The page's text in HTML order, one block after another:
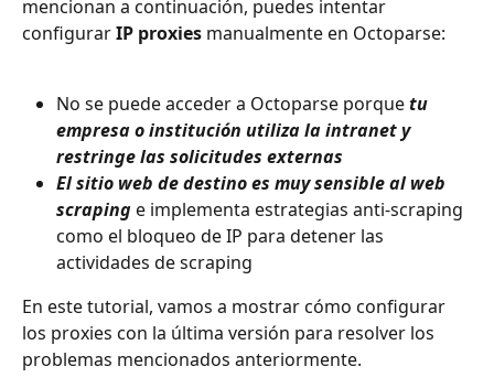
mencionan a continuación, puedes intentar
configurar IP proxies manualmente en Octoparse:
No se puede acceder a Octoparse porque tu
empresa o institución utiliza la intranet y
restringe las solicitudes externas
El sitio web de destino es muy sensible al web
scraping e implementa estrategias anti-scraping
como el bloqueo de IP para detener las
actividades de scraping
En este tutorial, vamos a mostrar cómo configurar
los proxies con la última versión para resolver los
problemas mencionados anteriormente.